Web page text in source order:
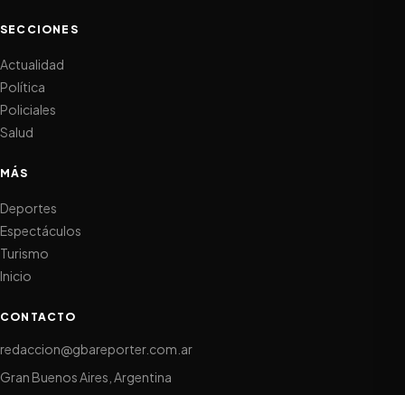
SECCIONES
Actualidad
Política
Policiales
Salud
MÁS
Deportes
Espectáculos
Turismo
Inicio
CONTACTO
redaccion@gbareporter.com.ar
Gran Buenos Aires, Argentina